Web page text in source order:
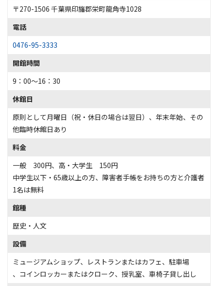
〒270-1506 千葉県印旛郡栄町龍角寺1028
電話
0476-95-3333
開館時間
9：00～16：30
休館日
原則として月曜日（祝・休日の場合は翌日）、年末年始、その
他臨時休館日あり
料金
一般 300円、高・大学生 150円
中学生以下・65歳以上の方、障害者手帳をお持ちの方と介護者
1名は無料
館種
歴史・人文
設備
ミュージアムショップ、 レストランまたはカフェ 、 駐車場
、 コインロッカーまたはクローク、 授乳室、 車椅子貸し出し